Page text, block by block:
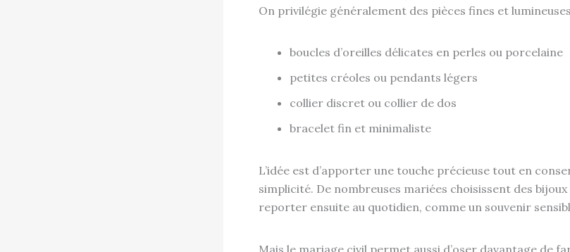
On privilégie généralement des pièces fines et
boucles d’oreilles délicates en perles ou porcelaine
petites créoles ou pendants légers
collier discret ou collier de dos
bracelet fin et minimaliste
L’idée est d’apporter une touche précieuse tout en
simplicité. De nombreuses mariées choisissent des
reporter ensuite au quotidien, comme un souvenir